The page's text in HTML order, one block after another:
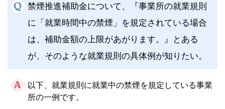
禁煙推進補助金について、『事業所の就業規則
に「就業時間中の禁煙」を規定されている場合
は、補助金額の上限があがります。』とある
が、そのような就業規則の具体例が知りたい。
以下、就業規則に就業中の禁煙を規定している事業
所の一例です。